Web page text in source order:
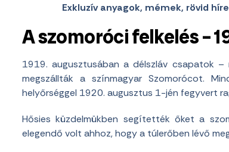
Exkluzív anyagok, mémek, rövid
A szomoróci felkelés –
1919. augusztusában a délszláv csapatok
megszállták a színmagyar Szomorócot.
helyőrséggel 1920. augusztus 1-jén fegyvert
Hősies küzdelmükben segítették őket a
elegendő volt ahhoz, hogy a túlerőben lévő